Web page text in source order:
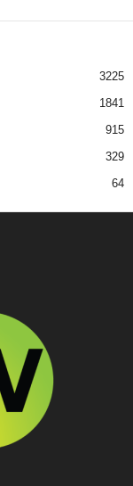
3225
1841
915
329
64